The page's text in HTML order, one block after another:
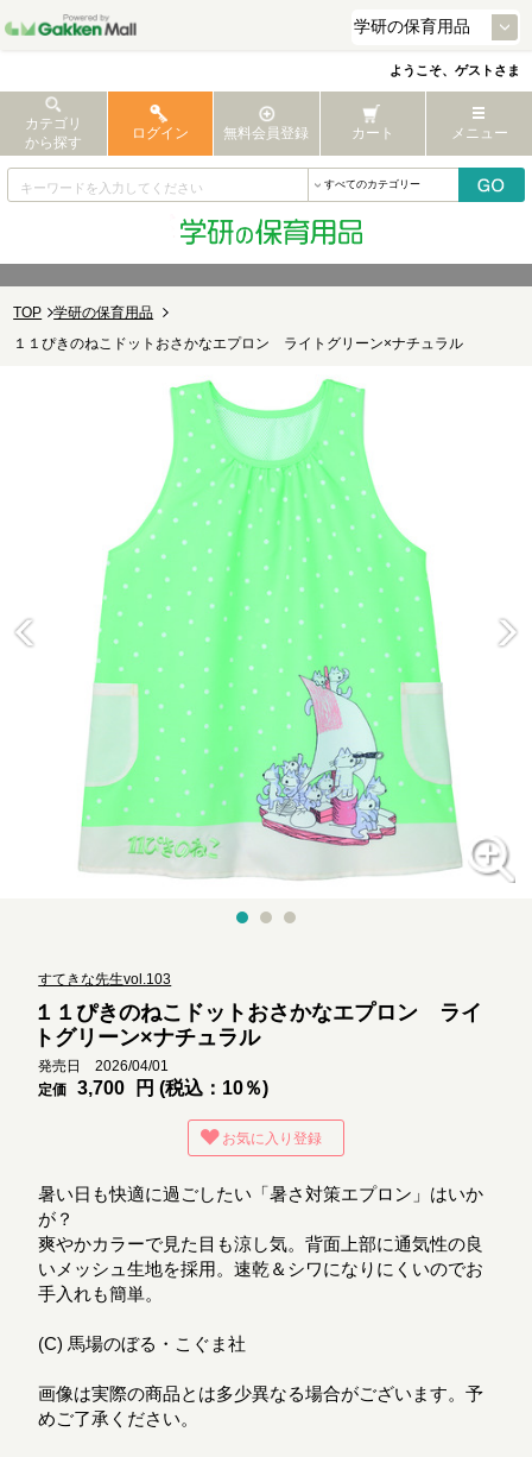
ようこそ、ゲストさま
カテゴリ
から探す
ログイン 無料会員登録 カート メニュー
TOP
学研の保育用品
１１ぴきのねこドットおさかなエプロン ライトグリーン×ナチュラル
すてきな先生vol.103
１１ぴきのねこドットおさかなエプロン ライ
トグリーン×ナチュラル
発売日 2026/04/01
定価
3,700 円 (税込：10％)
お気に入り登録
暑い日も快適に過ごしたい「暑さ対策エプロン」はいか
が？
爽やかカラーで見た目も涼し気。背面上部に通気性の良
いメッシュ生地を採用。速乾＆シワになりにくいのでお
手入れも簡単。
(C) 馬場のぼる・こぐま社
画像は実際の商品とは多少異なる場合がございます。予
めご了承ください。